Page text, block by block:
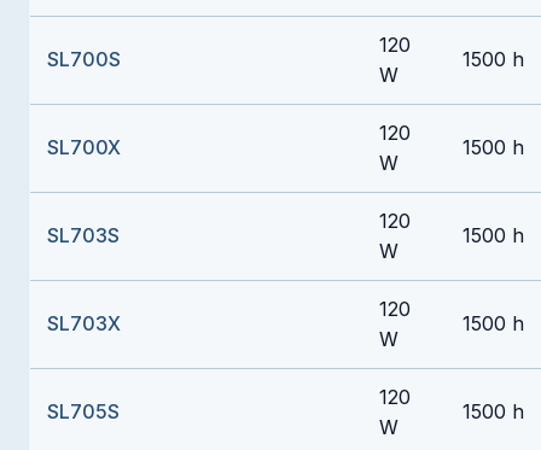
SL700S
120
W
1500 h
SL700X
120
W
1500 h
SL703S
120
W
1500 h
SL703X
120
W
1500 h
SL705S
120
W
1500 h